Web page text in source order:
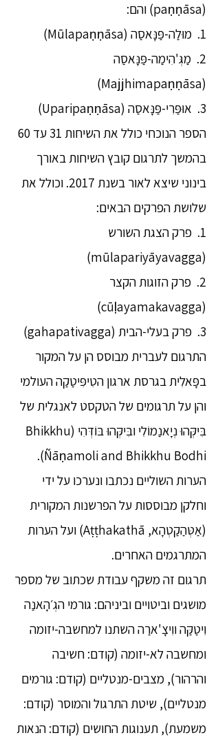
(paṇṇāsa) והם:
1. מוּלַה-פַּנָּאסַה (Mūlapaṇṇāsa)
2. מַגְּ'הִימַה-פַּנָּאסַה
(Majjhimapaṇṇāsa)
3. אוּפַּרִי-פַּנָּאסַה (Uparipaṇṇāsa)
הספר הנוכחי כולל את השיחות 31 עד 60
בהמשך לתרגום קובץ השיחות באורך
בינוני שיצא לאור בשנת 2017. וכולל את
שלושת הפרקים הבאים:
1. פרק הצגת השורש
(mūlapariyāyavagga)
2. פרק הזוגות הקצר
(cūḷayamakavagga)
3. פרק בעלי-הבית (gahapativagga)
התרגום לעברית מבוסס הן על המקור
בפָּאלִית בגרסת ארגון הטִיפִּיטַקַה העולמי
והן על תרגומים של הטקסט לאנגלית של
בִּיקְּהוּ נְיָאנַמוֹלִי ובִּיקְּהוּ בּוֹדְּהִי (Bhikkhu
Ñāṇamoli and Bhikkhu Bodhi).
הערות השוליים נכתבו ונערכו על ידי
וחלקן מבוססות על הפרשנות המקורית
(אַטְּהַקַטְהָא, Aṭṭhakathā) ועל הערות
המתרגמים האחרים.
תרגום זה משקף עבודת שכתוב של מספר
מושגים וביטויים וביניהם: גורמי הגְ׳הָאנַה
וִיטַקַּה ווִיצָ'ארַה השתנו למחשבה-יזומה
ומחשבה לא-יזומה (קודם: חשיבה
והרהור), מצבים-מנטליים (קודם: גורמים
מנטליים), שיטת התרגול והמוסר (קודם:
משמעת), תענוגות החושים (קודם: הנאות